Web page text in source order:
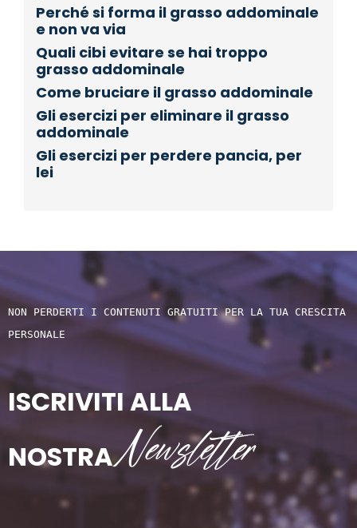
Perché si forma il grasso addominale
e non va via
Quali cibi evitare se hai troppo
grasso addominale
Come bruciare il grasso addominale
Gli esercizi per eliminare il grasso
addominale
Gli esercizi per perdere pancia, per
lei
NON PERDERTI I CONTENUTI GRATUITI PER LA TUA CRESCITA
PERSONALE
ISCRIVITI ALLA
NOSTRANewsletter